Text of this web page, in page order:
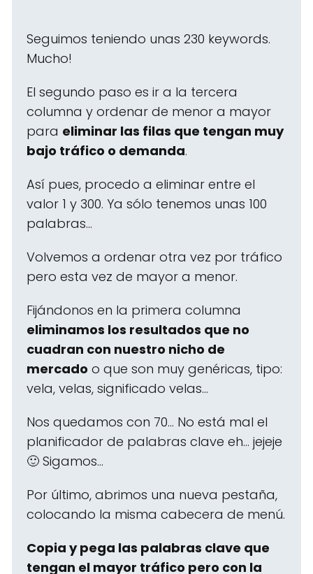
Seguimos teniendo unas 230 keywords.
Mucho!
El segundo paso es ir a la tercera
columna y ordenar de menor a mayor
para eliminar las filas que tengan muy
bajo tráfico o demanda.
Así pues, procedo a eliminar entre el
valor 1 y 300. Ya sólo tenemos unas 100
palabras...
Volvemos a ordenar otra vez por tráfico
pero esta vez de mayor a menor.
Fijándonos en la primera columna
eliminamos los resultados que no
cuadran con nuestro nicho de
mercado o que son muy genéricas, tipo:
vela, velas, significado velas...
Nos quedamos con 70... No está mal el
planificador de palabras clave eh... jejeje
🙂 Sigamos...
Por último, abrimos una nueva pestaña,
colocando la misma cabecera de menú.
Copia y pega las palabras clave que
tengan el mayor tráfico pero con la